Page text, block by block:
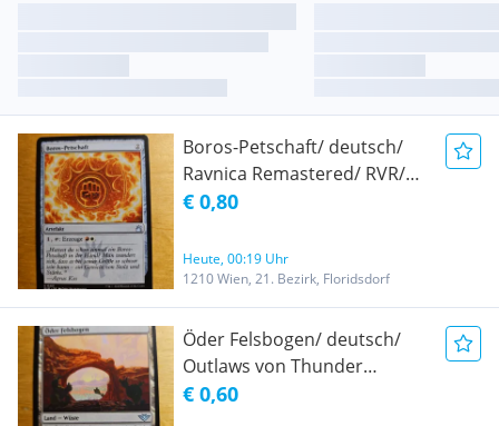
Boros-Petschaft/ deutsch/
Ravnica Remastered/ RVR/
Magic the Gathering/ MTG!
€ 0,80
Heute, 00:19 Uhr
1210 Wien, 21. Bezirk, Floridsdorf
Öder Felsbogen/ deutsch/
Outlaws von Thunder
Junction/ OTJ/ Magic the
€ 0,60